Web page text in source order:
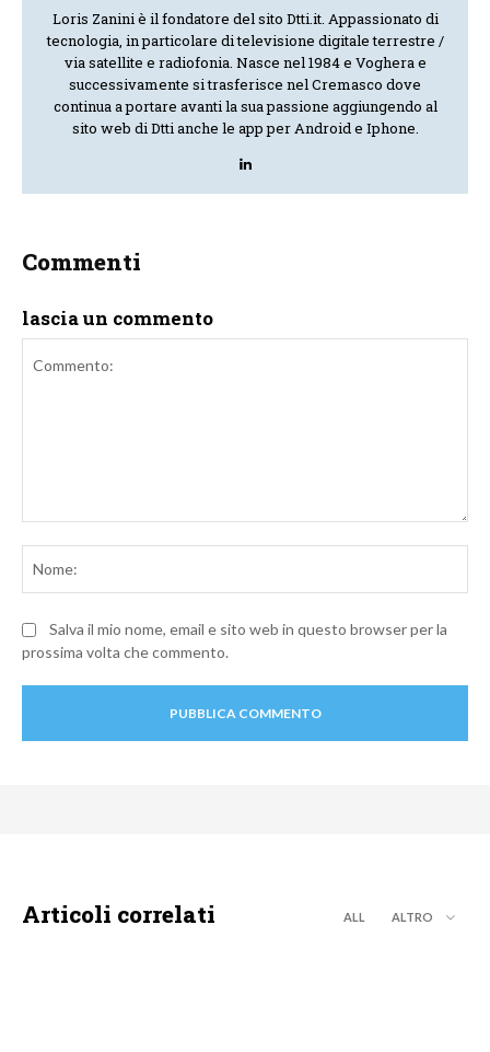
Loris Zanini è il fondatore del sito Dtti.it. Appassionato di
tecnologia, in particolare di televisione digitale terrestre /
via satellite e radiofonia. Nasce nel 1984 e Voghera e
successivamente si trasferisce nel Cremasco dove
continua a portare avanti la sua passione aggiungendo al
sito web di Dtti anche le app per Android e Iphone.
Commenti
lascia un commento
Salva il mio nome, email e sito web in questo browser per la
prossima volta che commento.
Articoli correlati ALL ALTRO